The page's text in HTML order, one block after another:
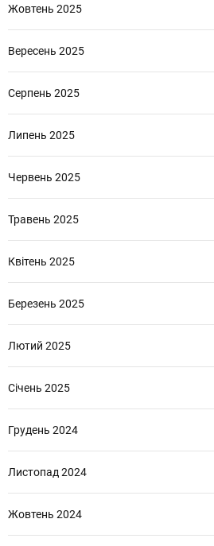
Жовтень 2025
Вересень 2025
Серпень 2025
Липень 2025
Червень 2025
Травень 2025
Квітень 2025
Березень 2025
Лютий 2025
Січень 2025
Грудень 2024
Листопад 2024
Жовтень 2024